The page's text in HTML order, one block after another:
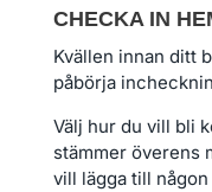
CHECKA IN
Kvällen innan ditt
påbörja
Välj hur du vill bli
stämmer överens
vill lägga till